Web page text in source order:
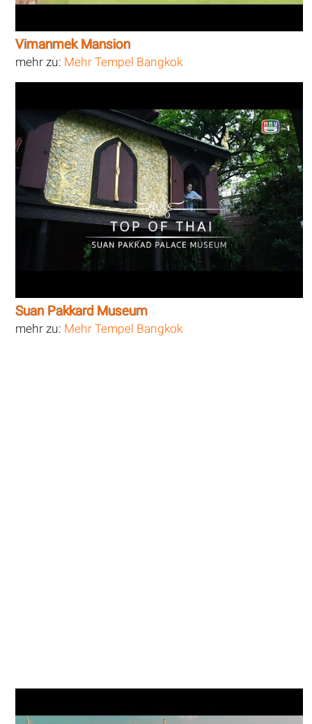
Vimanmek Mansion
mehr zu: Mehr Tempel Bangkok
Suan Pakkard Museum
mehr zu: Mehr Tempel Bangkok